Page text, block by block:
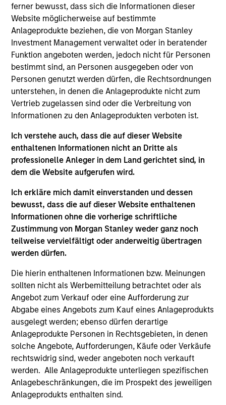
ferner bewusst, dass sich die Informationen dieser
Website möglicherweise auf bestimmte
Anlageprodukte beziehen, die von Morgan Stanley
Investment Management verwaltet oder in beratender
Funktion angeboten werden, jedoch nicht für Personen
bestimmt sind, an Personen ausgegeben oder von
Personen genutzt werden dürfen, die Rechtsordnungen
unterstehen, in denen die Anlageprodukte nicht zum
Vertrieb zugelassen sind oder die Verbreitung von
Informationen zu den Anlageprodukten verboten ist.
Ich verstehe auch, dass die auf dieser Website
enthaltenen Informationen nicht an Dritte als
professionelle Anleger in dem Land gerichtet sind, in
dem die Website aufgerufen wird.
Ich erkläre mich damit einverstanden und dessen
bewusst, dass die auf dieser Website enthaltenen
Informationen ohne die vorherige schriftliche
Zustimmung von Morgan Stanley weder ganz noch
teilweise vervielfältigt oder anderweitig übertragen
werden dürfen.
Die hierin enthaltenen Informationen bzw. Meinungen
sollten nicht als Werbemitteilung betrachtet oder als
Angebot zum Verkauf oder eine Aufforderung zur
Abgabe eines Angebots zum Kauf eines Anlageprodukts
ausgelegt werden; ebenso dürfen derartige
Anlageprodukte Personen in Rechtsgebieten, in denen
solche Angebote, Aufforderungen, Käufe oder Verkäufe
rechtswidrig sind, weder angeboten noch verkauft
werden. Alle Anlageprodukte unterliegen spezifischen
Anlagebeschränkungen, die im Prospekt des jeweiligen
Anlageprodukts enthalten sind.
Fundamental Equity teams. Prior to that Sarah
worked in Investment Relations at a multi-strategy
hedge fund. Sarah started her career in consulting
for the third sector, working on fundraising
campaigns across a range of charities. Sarah holds
a MSc in Sociology and BSc in Psychology, both
from Oriel College, Oxford University.
Team Insights
Bright Prospects Podcast: Episode 3
Fresh from his annual research trip to China,
Global Stars PM Alex Gabriele joins Portfolio
Specialist Sarah Hudson for episode 3 of the
Bright Prospects podcast to share what he saw
on the ground - including the EV-filled streets
of Shanghai and robotics businesses moving
from prototypes to real-world deployment - as
he sought to uncover the next generation of
exciting growth companies trading at
07-JUL-2026